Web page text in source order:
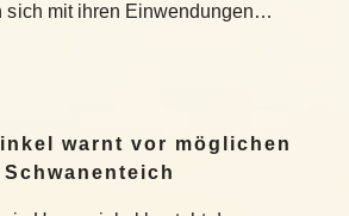
sich mit ihren Einwendungen…
warnt vor möglichen